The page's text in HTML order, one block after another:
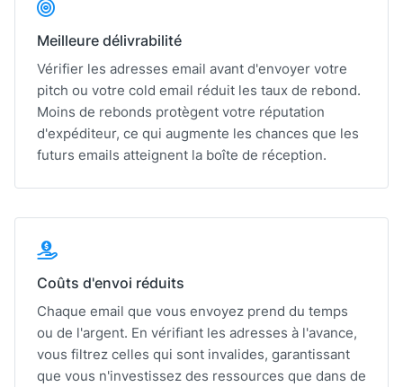
Meilleure délivrabilité
Vérifier les adresses email avant d'envoyer votre
pitch ou votre cold email réduit les taux de rebond.
Moins de rebonds protègent votre réputation
d'expéditeur, ce qui augmente les chances que les
futurs emails atteignent la boîte de réception.
Coûts d'envoi réduits
Chaque email que vous envoyez prend du temps
ou de l'argent. En vérifiant les adresses à l'avance,
vous filtrez celles qui sont invalides, garantissant
que vous n'investissez des ressources que dans de